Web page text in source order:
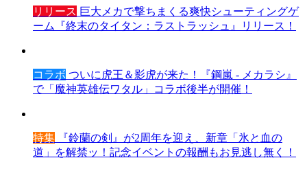
リリース 巨大メカで撃ちまくる爽快シューティングゲ
ーム『終末のタイタン：ラストラッシュ』リリース！
コラボ ついに虎王＆影虎が来た！『鋼嵐 - メカラシ』
で「魔神英雄伝ワタル」コラボ後半が開催！
特集 『鈴蘭の剣』が2周年を迎え、新章「氷と血の
道」を解禁ッ！記念イベントの報酬もお見逃し無く！